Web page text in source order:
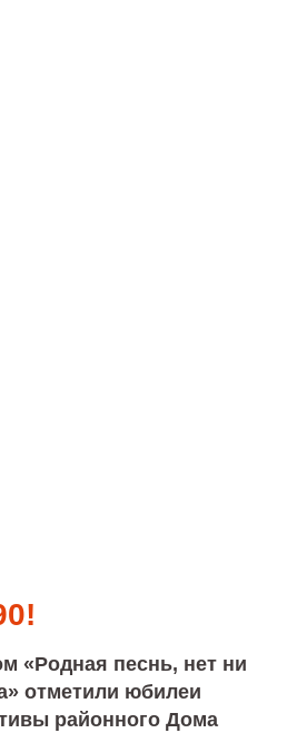
«Родная песнь, нет ни
отметили юбилеи
районного Дома